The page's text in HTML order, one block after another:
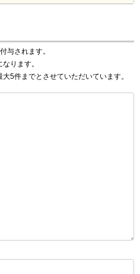
与されます。
ります。
5件までとさせていただいています。